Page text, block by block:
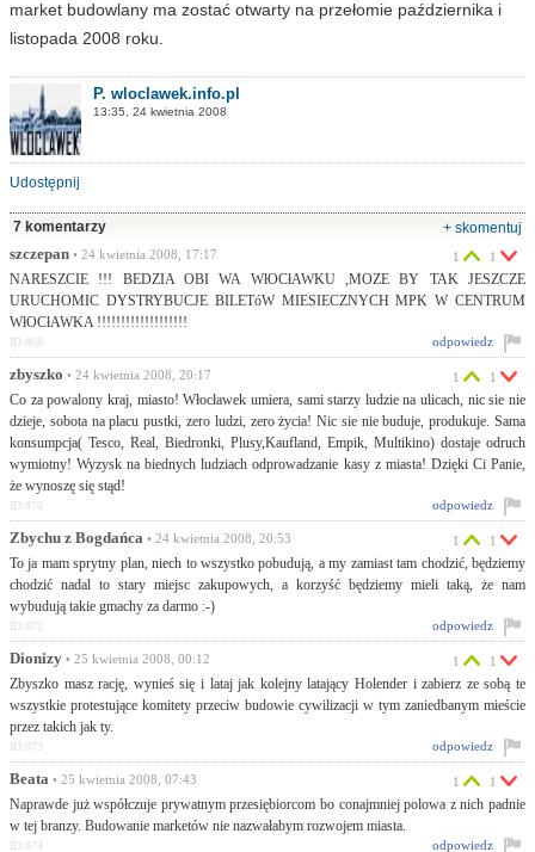
market budowlany ma zostać otwarty na przełomie października i
listopada 2008 roku.
P. wloclawek.info.pl
13:35, 24 kwietnia 2008
Udostępnij
7 komentarzy
+ skomentuj
szczepan • 24 kwietnia 2008, 17:17
NARESZCIE !!! BEDZIA OBI WA WłOCłAWKU ,MOZE BY TAK JESZCZE
URUCHOMIC DYSTRYBUCJE BILETóW MIESIECZNYCH MPK W CENTRUM
WłOCłAWKA !!!!!!!!!!!!!!!!!!!
1 1
odpowiedz
ID:868
zbyszko • 24 kwietnia 2008, 20:17
Co za powalony kraj, miasto! Włocławek umiera, sami starzy ludzie na ulicach, nic sie nie
dzieje, sobota na placu pustki, zero ludzi, zero życia! Nic sie nie buduje, produkuje. Sama
konsumpcja( Tesco, Real, Biedronki, Plusy,Kaufland, Empik, Multikino) dostaje odruch
wymiotny! Wyzysk na biednych ludziach odprowadzanie kasy z miasta! Dzięki Ci Panie,
że wynoszę się stąd!
1 1
odpowiedz
ID:870
Zbychu z Bogdańca • 24 kwietnia 2008, 20:53
To ja mam sprytny plan, niech to wszystko pobudują, a my zamiast tam chodzić, będziemy
chodzić nadal to stary miejsc zakupowych, a korzyść będziemy mieli taką, że nam
wybudują takie gmachy za darmo :-)
1 1
odpowiedz
ID:872
Dionizy • 25 kwietnia 2008, 00:12
Zbyszko masz rację, wynieś się i lataj jak kolejny latający Holender i zabierz ze sobą te
wszystkie protestujące komitety przeciw budowie cywilizacji w tym zaniedbanym mieście
przez takich jak ty.
1 1
odpowiedz
ID:873
Beata • 25 kwietnia 2008, 07:43
Naprawde już współczuje prywatnym przesiębiorcom bo conajmniej polowa z nich padnie
w tej branzy. Budowanie marketów nie nazwałabym rozwojem miasta.
1 1
odpowiedz
ID:874